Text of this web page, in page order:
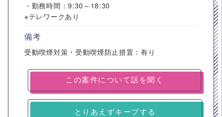
・勤務時間：9:30～18:30
※テレワークあり
備考
受動喫煙対策・受動喫煙防止措置：有り
とりあえずキープする